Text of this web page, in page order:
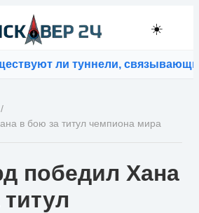
☀️
ли туннели, связывающие
/
в бою за титул чемпиона мира
победил Хана